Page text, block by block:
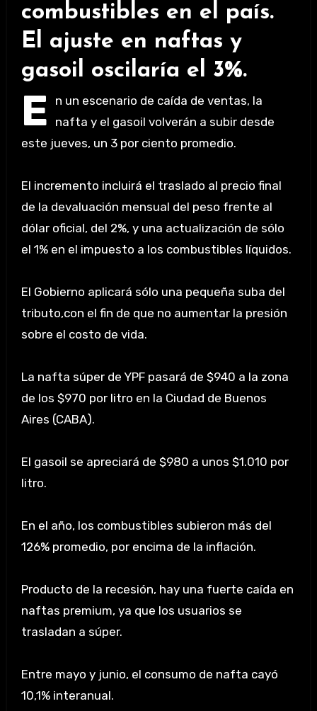
combustibles en el país.
El ajuste en naftas y
gasoil oscilaría el 3%.
E
n un escenario de caída de ventas, la
nafta y el gasoil volverán a subir desde
este jueves, un 3 por ciento promedio.
El incremento incluirá el traslado al precio final
de la devaluación mensual del peso frente al
dólar oficial, del 2%, y una actualización de sólo
el 1% en el impuesto a los combustibles líquidos.
El Gobierno aplicará sólo una pequeña suba del
tributo,con el fin de que no aumentar la presión
sobre el costo de vida.
La nafta súper de YPF pasará de $940 a la zona
de los $970 por litro en la Ciudad de Buenos
Aires (CABA).
El gasoil se apreciará de $980 a unos $1.010 por
litro.
En el año, los combustibles subieron más del
126% promedio, por encima de la inflación.
Producto de la recesión, hay una fuerte caída en
naftas premium, ya que los usuarios se
trasladan a súper.
Entre mayo y junio, el consumo de nafta cayó
10,1% interanual.